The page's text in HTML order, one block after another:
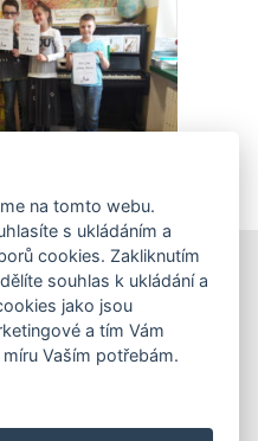
na tomto webu.
s ukládáním a
cookies. Zakliknutím
souhlas k ukládání a
jako jsou
a tím Vám
Vaším potřebám.